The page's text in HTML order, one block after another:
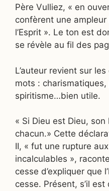
Père Vulliez, « en
confèrent une
l’Esprit ». Le ton est
se révèle au fil des
L’auteur revient sur
mots :
spiritisme…bien utile.
« Si Dieu est Dieu,
chacun.» Cette
II, « fut une rupture
incalculables »,
cesse d’expliquer que
cesse. Présent, s’il